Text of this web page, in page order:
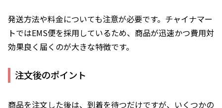
発送方法や料金についても注意が必要です。チャイナマー
トではEMS便を採用しているため、商品が迅速かつ費用対
効果良く届くのが大きな特徴です。
注文後のポイント
商品を注文した後は、到着を待つだけですが、いくつかの